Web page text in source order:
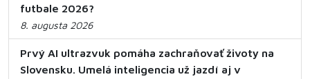
futbale 2026?
8. augusta 2026
Prvý AI ultrazvuk pomáha zachraňovať životy na
Slovensku. Umelá inteligencia už jazdí aj v